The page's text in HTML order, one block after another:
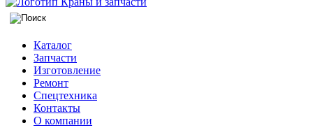
Каталог
Запчасти
Изготовление
Ремонт
Спецтехника
Контакты
О компании